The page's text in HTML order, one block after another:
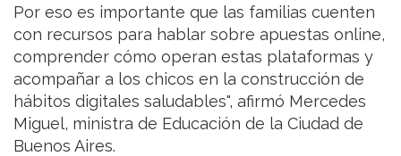
Por eso es importante que las familias cuenten
con recursos para hablar sobre apuestas online,
comprender cómo operan estas plataformas y
acompañar a los chicos en la construcción de
hábitos digitales saludables", afirmó Mercedes
Miguel, ministra de Educación de la Ciudad de
Buenos Aires.